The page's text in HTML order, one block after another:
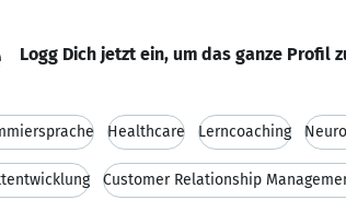
Logg Dich jetzt ein, um das ganze Profil
Healthcare Lerncoaching
Customer Relationship